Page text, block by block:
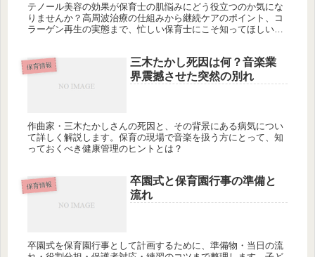
テノール美容の効果が保育士の肌悩みにどう役立つのか気にな
りませんか？高周波治療の仕組みから継続ケアのポイント、コ
ラーゲン再生の実態まで、忙しい保育士にこそ知ってほしい情
保育情報
三木たかし死因は何？音楽業
界震撼させた突然の別れ
作曲家・三木たかしさんの死因と、その背景にある病気につい
て詳しく解説します。保育の現場で音楽を扱う方にとって、知
っておくべき健康管理のヒントとは？
保育情報
卒園式と保育園行事の準備と
流れ
卒園式を保育園行事として計画するために、準備物・当日の流